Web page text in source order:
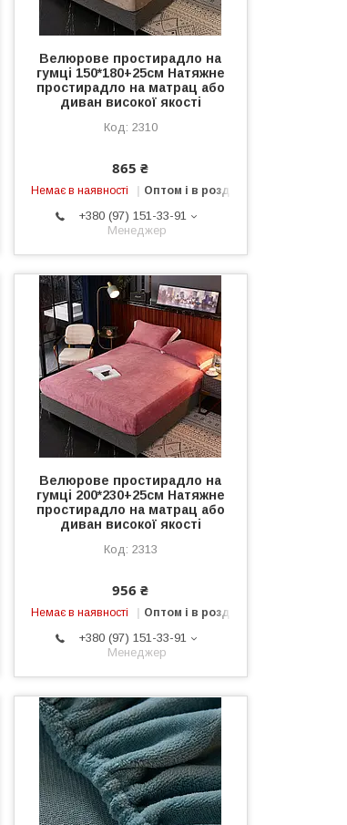
Велюрове простирадло на
гумці 150*180+25см Натяжне
простирадло на матрац або
диван високої якості
2310
865 ₴
Немає в наявності Оптом і в роздріб
+380 (97) 151-33-91
Менеджер
Велюрове простирадло на
гумці 200*230+25см Натяжне
простирадло на матрац або
диван високої якості
2313
956 ₴
Немає в наявності Оптом і в роздріб
+380 (97) 151-33-91
Менеджер